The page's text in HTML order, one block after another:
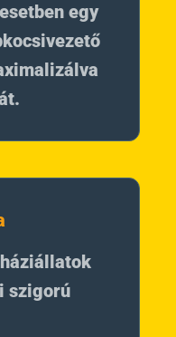
egy
szigorú